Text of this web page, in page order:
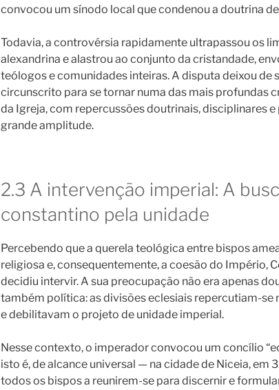
convocou um sínodo local que condenou a doutrina
Todavia, a controvérsia rapidamente ultrapassou os
alexandrina e alastrou ao conjunto da cristandade,
teólogos e comunidades inteiras. A disputa deixou de
circunscrito para se tornar numa das mais profundas
da Igreja, com repercussões doutrinais, disciplinares
grande amplitude.
2.3 A intervenção imperial: A
constantino pela unidade
Percebendo que a querela teológica entre bispos
religiosa e, consequentemente, a coesão do Império,
decidiu intervir. A sua preocupação não era apenas
também política: as divisões eclesiais repercutiam-se
e debilitavam o projeto de unidade imperial.
Nesse contexto, o imperador convocou um concílio
isto é, de alcance universal — na cidade de Niceia, em
todos os bispos a reunirem-se para discernir e